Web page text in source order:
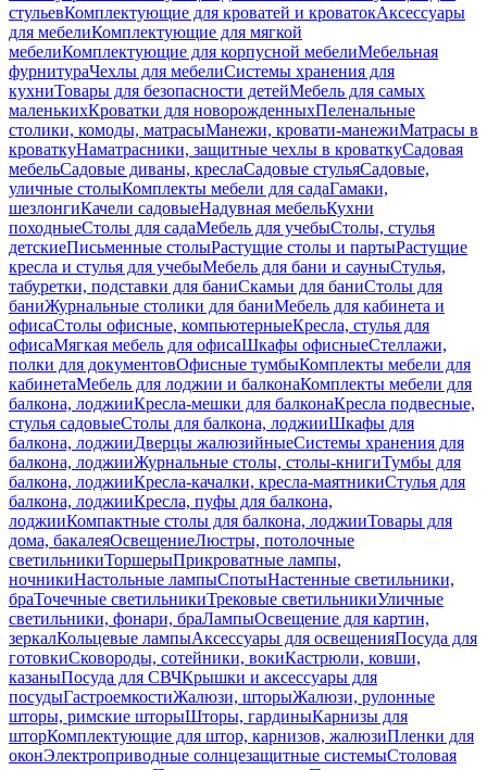
стульевКомплектующие для кроватей и кроватокАксессуары
для мебелиКомплектующие для мягкой
мебелиКомплектующие для корпусной мебелиМебельная
фурнитураЧехлы для мебелиСистемы хранения для
кухниТовары для безопасности детейМебель для самых
маленькихКроватки для новорожденныхПеленальные
столики, комоды, матрасыМанежи, кровати-манежиМатрасы в
кроваткуНаматрасники, защитные чехлы в кроваткуСадовая
мебельСадовые диваны, креслаСадовые стульяСадовые,
уличные столыКомплекты мебели для садаГамаки,
шезлонгиКачели садовыеНадувная мебельКухни
походныеСтолы для садаМебель для учебыСтолы, стулья
детскиеПисьменные столыРастущие столы и партыРастущие
кресла и стулья для учебыМебель для бани и сауныСтулья,
табуретки, подставки для баниСкамьи для баниСтолы для
баниЖурнальные столики для баниМебель для кабинета и
офисаСтолы офисные, компьютерныеКресла, стулья для
офисаМягкая мебель для офисаШкафы офисныеСтеллажи,
полки для документовОфисные тумбыКомплекты мебели для
кабинетаМебель для лоджии и балконаКомплекты мебели для
балкона, лоджииКресла-мешки для балконаКресла подвесные,
стулья садовыеСтолы для балкона, лоджииШкафы для
балкона, лоджииДверцы жалюзийныеСистемы хранения для
балкона, лоджииЖурнальные столы, столы-книгиТумбы для
балкона, лоджииКресла-качалки, кресла-маятникиСтулья для
балкона, лоджииКресла, пуфы для балкона,
лоджииКомпактные столы для балкона, лоджииТовары для
дома, бакалеяОсвещениеЛюстры, потолочные
светильникиТоршерыПрикроватные лампы,
ночникиНастольные лампыСпотыНастенные светильники,
браТочечные светильникиТрековые светильникиУличные
светильники, фонари, браЛампыОсвещение для картин,
зеркалКольцевые лампыАксессуары для освещенияПосуда для
готовкиСковороды, сотейники, вокиКастрюли, ковши,
казаныПосуда для СВЧКрышки и аксессуары для
посудыГастроемкостиЖалюзи, шторыЖалюзи, рулонные
шторы, римские шторыШторы, гардиныКарнизы для
шторКомплектующие для штор, карнизов, жалюзиПленки для
оконЭлектроприводные солнцезащитные системыСтоловая